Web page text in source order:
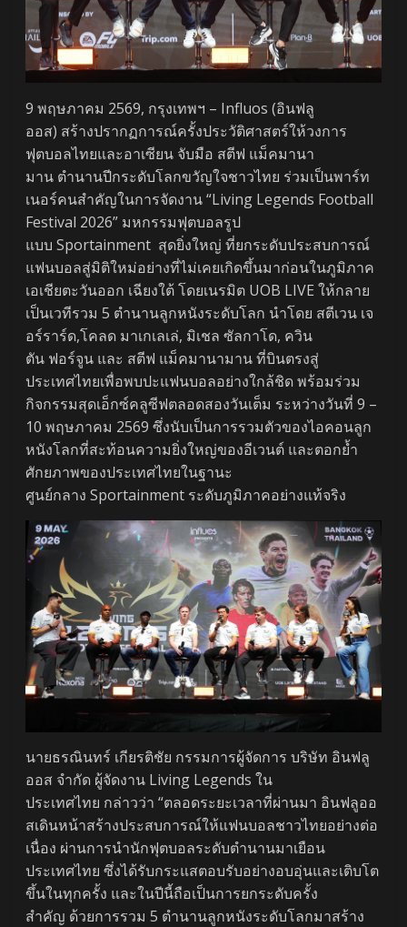
9 พฤษภาคม 2569, กรุงเทพฯ – Influos (อินฟลู
ออส) สร้างปรากฏการณ์ครั้งประวัติศาสตร์ให้วงการ
ฟุตบอลไทยและอาเซียน จับมือ สตีฟ แม็คมานา
มาน ตำนานปีกระดับโลกขวัญใจชาวไทย ร่วมเป็นพาร์ท
เนอร์คนสำคัญในการจัดงาน “Living Legends Football
Festival 2026” มหกรรมฟุตบอลรูป
แบบ Sportainment สุดยิ่งใหญ่ ที่ยกระดับประสบการณ์
แฟนบอลสู่มิติใหม่อย่างที่ไม่เคยเกิดขึ้นมาก่อนในภูมิภาค
เอเชียตะวันออก เฉียงใต้ โดยเนรมิต UOB LIVE ให้กลาย
เป็นเวทีรวม 5 ตำนานลูกหนังระดับโลก นำโดย สตีเวน เจ
อร์ราร์ด,โคลด มาเกเลเล่, มิเชล ซัลกาโด, ควิน
ตัน ฟอร์จูน และ สตีฟ แม็คมานามาน ที่บินตรงสู่
ประเทศไทยเพื่อพบปะแฟนบอลอย่างใกล้ชิด พร้อมร่วม
กิจกรรมสุดเอ็กซ์คลูซีฟตลอดสองวันเต็ม ระหว่างวันที่ 9 –
10 พฤษภาคม 2569 ซึ่งนับเป็นการรวมตัวของไอคอนลูก
หนังโลกที่สะท้อนความยิ่งใหญ่ของอีเวนต์ และตอกย้ำ
ศักยภาพของประเทศไทยในฐานะ
ศูนย์กลาง Sportainment ระดับภูมิภาคอย่างแท้จริง
นายธรณินทร์ เกียรติชัย กรรมการผู้จัดการ บริษัท อินฟลู
ออส จำกัด ผู้จัดงาน Living Legends ใน
ประเทศไทย กล่าวว่า “ตลอดระยะเวลาที่ผ่านมา อินฟลูออ
สเดินหน้าสร้างประสบการณ์ให้แฟนบอลชาวไทยอย่างต่อ
เนื่อง ผ่านการนำนักฟุตบอลระดับตำนานมาเยือน
ประเทศไทย ซึ่งได้รับกระแสตอบรับอย่างอบอุ่นและเติบโต
ขึ้นในทุกครั้ง และในปีนี้ถือเป็นการยกระดับครั้ง
สำคัญ ด้วยการรวม 5 ตำนานลูกหนังระดับโลกมาสร้าง